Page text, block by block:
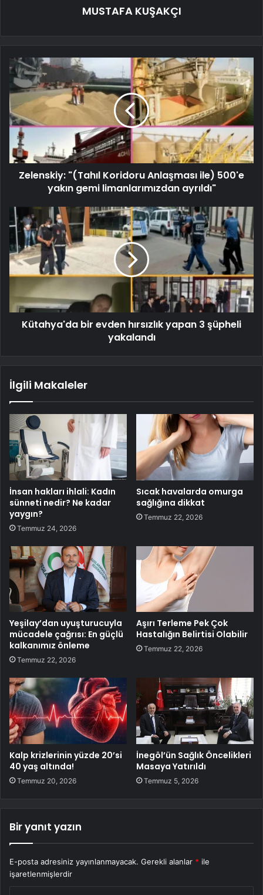
MUSTAFA KUŞAKÇI
Zelenskiy: "(Tahıl Koridoru Anlaşması ile) 500'e
yakın gemi limanlarımızdan ayrıldı"
Kütahya'da bir evden hırsızlık yapan 3 şüpheli
yakalandı
İlgili Makaleler
İnsan hakları ihlali: Kadın
sünneti nedir? Ne kadar
yaygın?
Temmuz 24, 2026
Sıcak havalarda omurga
sağlığına dikkat
Temmuz 22, 2026
Yeşilay’dan uyuşturucuyla
mücadele çağrısı: En güçlü
kalkanımız önleme
Temmuz 22, 2026
Aşırı Terleme Pek Çok
Hastalığın Belirtisi Olabilir
Temmuz 22, 2026
Kalp krizlerinin yüzde 20’si
40 yaş altında!
Temmuz 20, 2026
İnegöl’ün Sağlık Öncelikleri
Masaya Yatırıldı
Temmuz 5, 2026
Bir yanıt yazın
E-posta adresiniz yayınlanmayacak. Gerekli alanlar * ile
işaretlenmişlerdir